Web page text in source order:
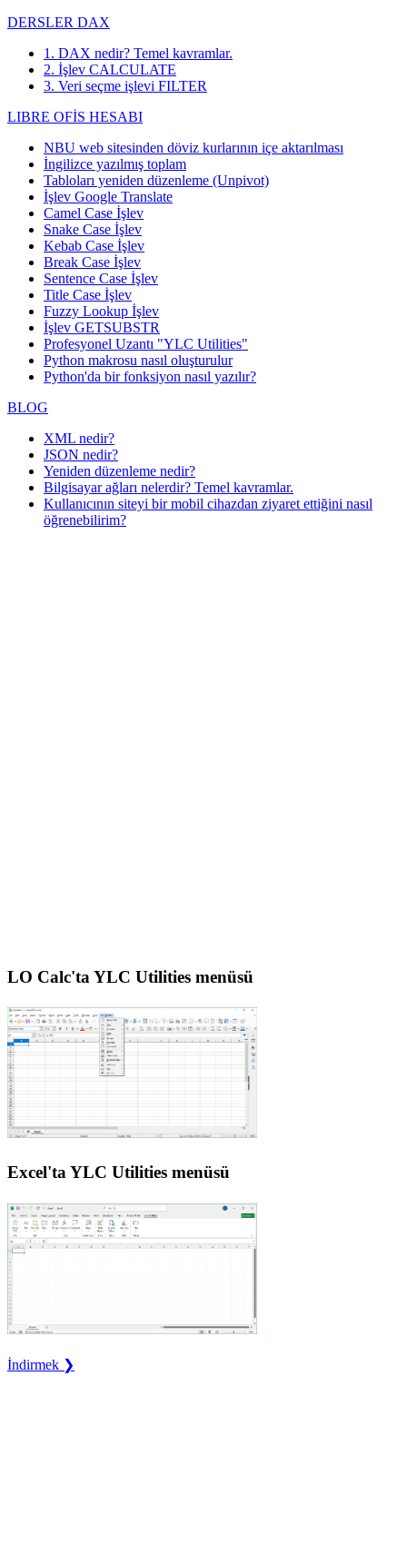
DERSLER DAX
1. DAX nedir? Temel kavramlar.
2. İşlev CALCULATE
3. Veri seçme işlevi FILTER
LIBRE OFİS HESABI
NBU web sitesinden döviz kurlarının içe aktarılması
İngilizce yazılmış toplam
Tabloları yeniden düzenleme (Unpivot)
İşlev Google Translate
Camel Case İşlev
Snake Case İşlev
Kebab Case İşlev
Break Case İşlev
Sentence Case İşlev
Title Case İşlev
Fuzzy Lookup İşlev
İşlev GETSUBSTR
Profesyonel Uzantı "YLC Utilities"
Python makrosu nasıl oluşturulur
Python'da bir fonksiyon nasıl yazılır?
BLOG
XML nedir?
JSON nedir?
Yeniden düzenleme nedir?
Bilgisayar ağları nelerdir? Temel kavramlar.
Kullanıcının siteyi bir mobil cihazdan ziyaret ettiğini nasıl
öğrenebilirim?
LO Calc'ta YLC Utilities menüsü
Excel'ta YLC Utilities menüsü
İndirmek ❯